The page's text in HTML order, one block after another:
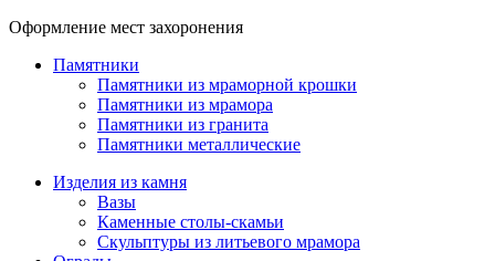
Оформление мест захоронения
Памятники
Памятники из мраморной крошки
Памятники из мрамора
Памятники из гранита
Памятники металлические
Изделия из камня
Вазы
Каменные столы-скамьи
Скульптуры из литьевого мрамора